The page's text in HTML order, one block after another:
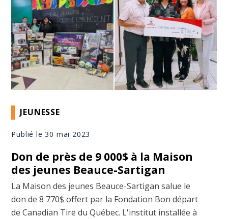
JEUNESSE
Publié le 30 mai 2023
Don de près de 9 000$ à la Maison
des jeunes Beauce-Sartigan
La Maison des jeunes Beauce-Sartigan salue le
don de 8 770$ offert par la Fondation Bon départ
de Canadian Tire du Québec. L'institut installée à